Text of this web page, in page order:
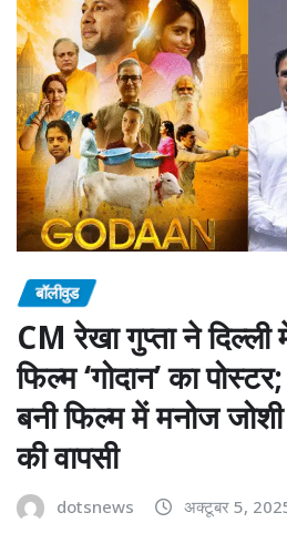
बॉलीवुड
CM रेखा गुप्ता ने दिल्ली
फिल्म ‘गोदान’ का
बनी फिल्म में मनोज
की वापसी
dotsnews अक्टूबर 5,